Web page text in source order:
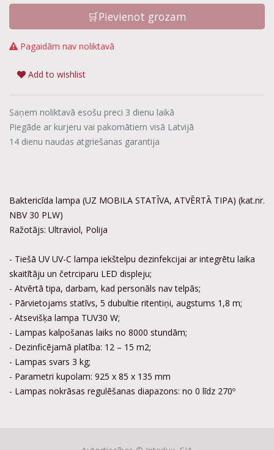
🛒Pievienot grozam
Pagaidām nav noliktavā
Add to wishlist
Saņem noliktavā esošu preci 3 dienu laikā
Piegāde ar kurjeru vai pakomātiem visā Latvijā
14 dienu naudas atgriešanas garantija
Baktericīda lampa (UZ MOBILA STATĪVA, ATVĒRTĀ TIPA) (kat.nr.
NBV 30 PLW)
Ražotājs: Ultraviol, Polija
- Tiešā UV UV-C lampa iekštelpu dezinfekcijai ar integrētu laika
skaitītāju un četrciparu LED displeju;
- Atvērtā tipa, darbam, kad personāls nav telpās;
- Pārvietojams statīvs, 5 dubultie ritentiņi, augstums 1,8 m;
- Atsevišķa lampa TUV30 W;
- Lampas kalpošanas laiks no 8000 stundām;
- Dezinficējamā platība: 12 – 15 m2;
- Lampas svars 3 kg;
- Parametri kupolam: 925 x 85 x 135 mm
- Lampas nokrāsas regulēšanas diapazons: no 0 līdz 270º